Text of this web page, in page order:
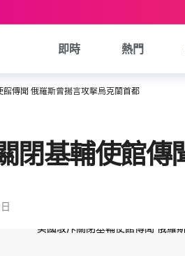
即時 熱門
館傳聞 俄羅斯曾揚言攻擊烏克蘭首都
閉基輔使館傳